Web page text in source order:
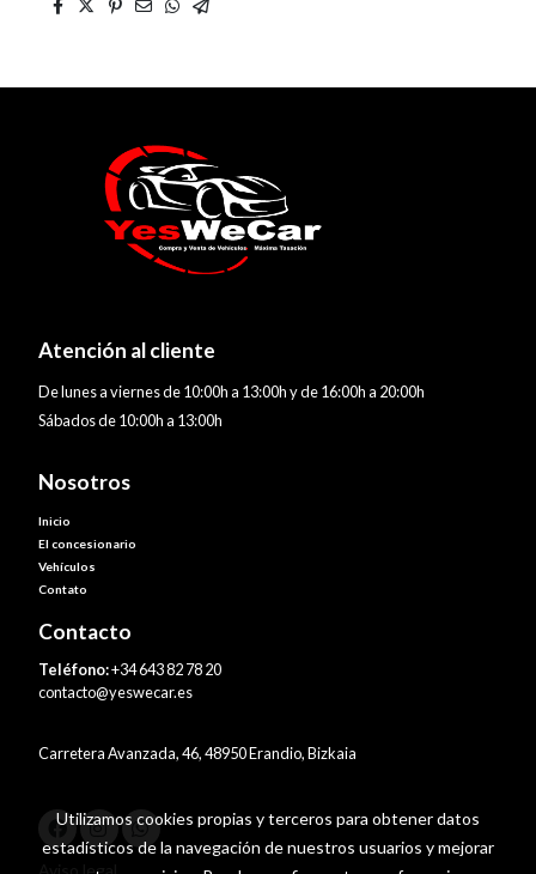
Atención al cliente
De lunes a viernes de 10:00h a 13:00h y de 16:00h a 20:00h
Sábados de 10:00h a 13:00h
Nosotros
Inicio
El concesionario
Vehículos
Contato
Contacto
Teléfono:+34 643 82 78 20
contacto@yeswecar.es
Carretera Avanzada, 46, 48950 Erandio, Bizkaia
Aviso legal
Utilizamos cookies propias y terceros para obtener datos
estadísticos de la navegación de nuestros usuarios y mejorar